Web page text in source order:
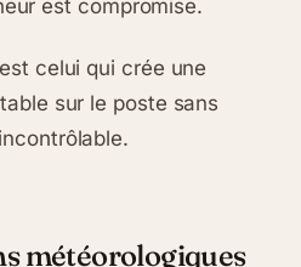
est compromise.
celui qui crée une
sur le poste sans
météorologiques